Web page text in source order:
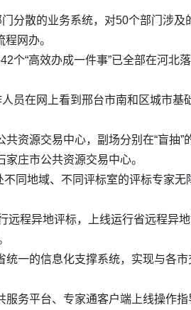
分散的业务系统，对50个部门涉
网办。
“高效办成一件事”已全部在河北
员在网上看到邢台市南和区城市
资源交易中心，副场分别在“盲抽
庄市公共资源交易中心。
不同地域、不同评标室的评标专家
远程异地评标，上线运行省远程
一的信息化支撑系统，实现与各
务平台、专家通客户端上线操作